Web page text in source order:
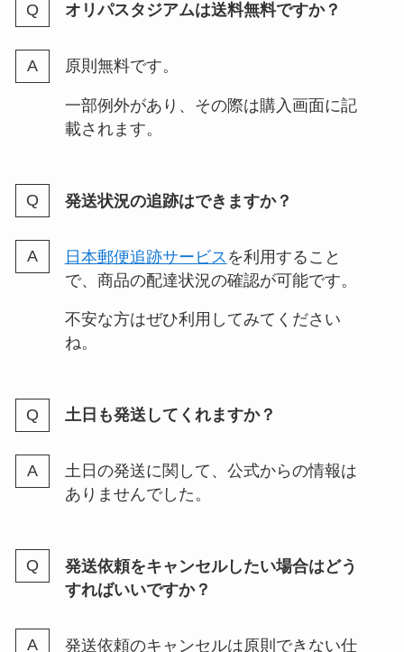
オリパスタジアムは送料無料ですか？
原則無料です。
一部例外があり、その際は購入画面に記
載されます。
発送状況の追跡はできますか？
日本郵便追跡サービス を利用すること
で、商品の配達状況の確認が可能です。
不安な方はぜひ利用してみてください
ね。
土日も発送してくれますか？
土日の発送に関して、公式からの情報は
ありませんでした。
発送依頼をキャンセルしたい場合はどう
すればいいですか？
発送依頼のキャンセルは原則できない仕